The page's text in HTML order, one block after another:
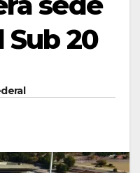
20